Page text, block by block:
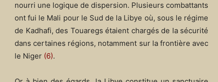
nourri une logique de dispersion. Plusieurs combattants
ont fui le Mali pour le Sud de la Libye où, sous le régime
de Kadhafi, des Touaregs étaient chargés de la sécurité
dans certaines régions, notamment sur la frontière avec
le Niger (6).